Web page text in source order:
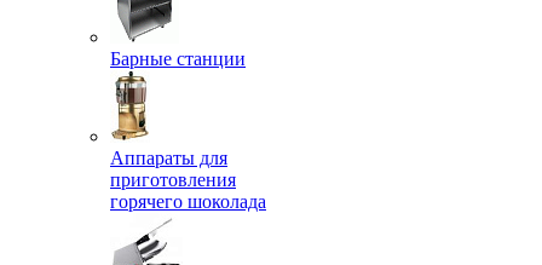
Барные станции
Аппараты для
приготовления
горячего шоколада